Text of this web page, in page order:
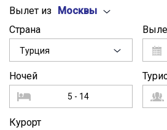
Вылет из
Москвы
Страна
Турция
Ночей
5 - 14
Курорт